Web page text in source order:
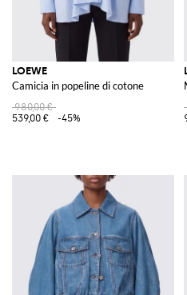
LOEWE
Camicia in popeline di cotone
980,00 €
539,00 €
-45%